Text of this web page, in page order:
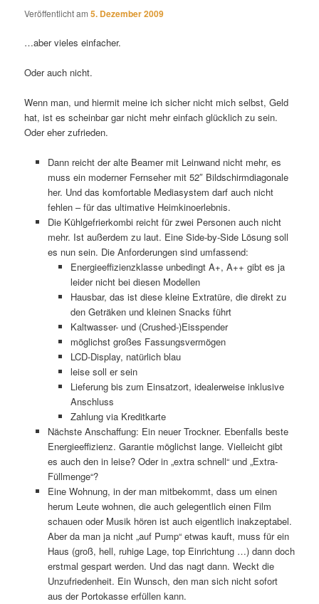
Veröffentlicht am5. Dezember 2009
…aber vieles einfacher.
Oder auch nicht.
Wenn man, und hiermit meine ich sicher nicht mich selbst, Geld
hat, ist es scheinbar gar nicht mehr einfach glücklich zu sein.
Oder eher zufrieden.
Dann reicht der alte Beamer mit Leinwand nicht mehr, es
muss ein moderner Fernseher mit 52″ Bildschirmdiagonale
her. Und das komfortable Mediasystem darf auch nicht
fehlen – für das ultimative Heimkinoerlebnis.
Die Kühlgefrierkombi reicht für zwei Personen auch nicht
mehr. Ist außerdem zu laut. Eine Side-by-Side Lösung soll
es nun sein. Die Anforderungen sind umfassend:
Energieeffizienzklasse unbedingt A+, A++ gibt es ja
leider nicht bei diesen Modellen
Hausbar, das ist diese kleine Extratüre, die direkt zu
den Geträken und kleinen Snacks führt
Kaltwasser- und (Crushed-)Eisspender
möglichst großes Fassungsvermögen
LCD-Display, natürlich blau
leise soll er sein
Lieferung bis zum Einsatzort, idealerweise inklusive
Anschluss
Zahlung via Kreditkarte
Nächste Anschaffung: Ein neuer Trockner. Ebenfalls beste
Energieeffizienz. Garantie möglichst lange. Vielleicht gibt
es auch den in leise? Oder in „extra schnell“ und „Extra-
Füllmenge“?
Eine Wohnung, in der man mitbekommt, dass um einen
herum Leute wohnen, die auch gelegentlich einen Film
schauen oder Musik hören ist auch eigentlich inakzeptabel.
Aber da man ja nicht „auf Pump“ etwas kauft, muss für ein
Haus (groß, hell, ruhige Lage, top Einrichtung …) dann doch
erstmal gespart werden. Und das nagt dann. Weckt die
Unzufriedenheit. Ein Wunsch, den man sich nicht sofort
aus der Portokasse erfüllen kann.